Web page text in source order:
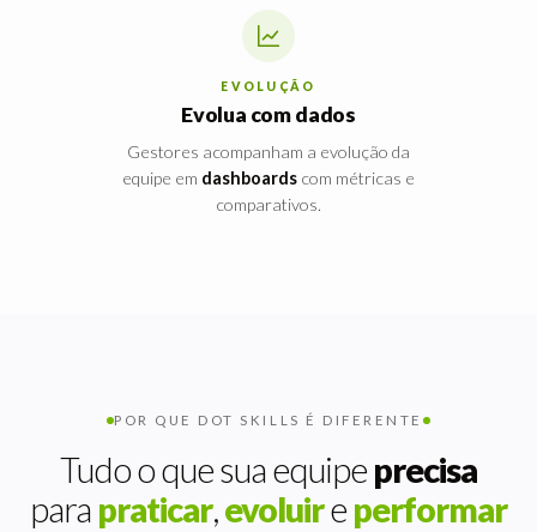
EVOLUÇÃO
Evolua com dados
Gestores acompanham a evolução da
equipe em dashboards com métricas e
comparativos.
POR QUE DOT SKILLS É DIFERENTE
Tudo o que sua equipe precisa
para praticar,evoluire performar